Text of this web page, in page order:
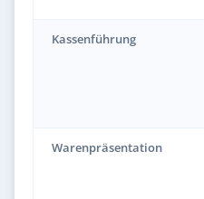
Kassenführung
Warenpräsentation